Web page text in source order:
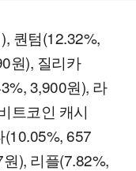
퀀텀(12.32%,
원), 질리카
3,900원), 라
트코인 캐시
657
), 리플(7.82%,